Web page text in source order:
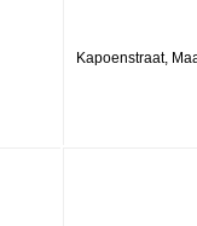
Kapoenstraat,